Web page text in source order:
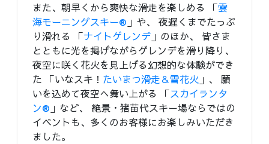
また、朝早くから爽快な滑走を楽しめる 「雲
海モーニングスキー® 」や、 夜遅くまでたっぷ
り滑れる 「ナイトゲレンデ 」のほか、 皆さま
とともに光を掲げながらゲレンデを滑り降り、
夜空に咲く花火を見上げる幻想的な体験ができ
た 「いなスキ！ たいまつ滑走＆雪花火 」、 願
いを込めて夜空へ舞い上がる 「スカイランタ
ン® 」など、 絶景・猪苗代スキー場ならではの
イベントも、多くのお客様にお楽しみいただき
ました。